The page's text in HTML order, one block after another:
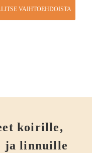
VAIHTOEHDOISTA
koirille,
ja linnuille